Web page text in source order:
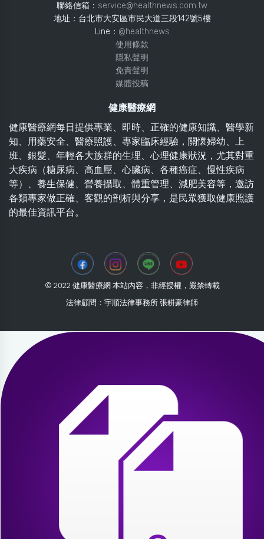
聯絡信箱： service@healthnews.com.tw
地址：台北市大安區市民大道三段142號5樓
Line： @healthnews
使用條款
隱私聲明
免責聲明
媒體投稿
健康醫療網
健康醫療網每日提供專業、即時、正確的健康知識、醫學新
知、用藥安全、醫療照護、專家臨床經驗，關懷婦幼、上
班、銀髮、年輕各大族群的生理、心理健康狀況，尤其對重
大疾病（糖尿病、高血壓、心臟病、各種癌症、慢性疾病
等）、養生保健、營養攝取、體重管理、減肥美容等，邀訪
各類專家做正確、客觀的剖析與分享，是民眾獲取健康照護
的最佳資訊平台。
© 2022 健康醫療網 本站內容，非經授權，嚴禁轉載
法律顧問：宇順法律事務所 張耕豪律師